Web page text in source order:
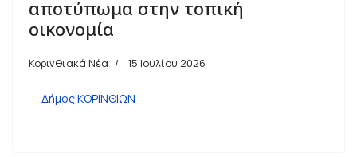
αποτύπωμα στην τοπική
οικονομία
Κορινθιακά Νέα 15 Ιουλίου 2026
Δήμος ΚΟΡΙΝΘΙΩΝ